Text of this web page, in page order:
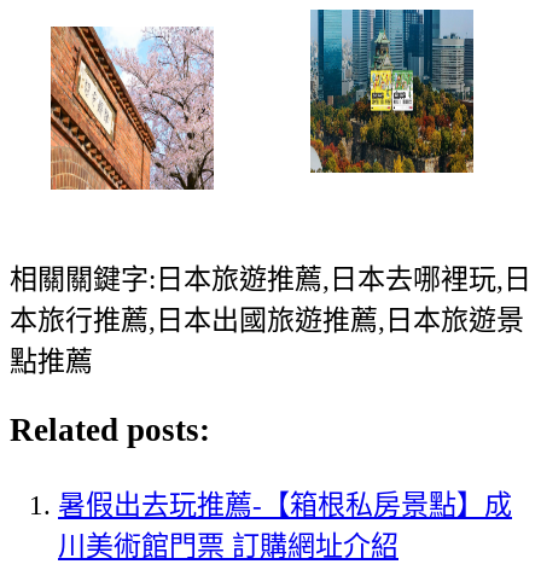
相關關鍵字:日本旅遊推薦,日本去哪裡玩,日
本旅行推薦,日本出國旅遊推薦,日本旅遊景
點推薦
Related posts:
暑假出去玩推薦-【箱根私房景點】成
川美術館門票 訂購網址介紹